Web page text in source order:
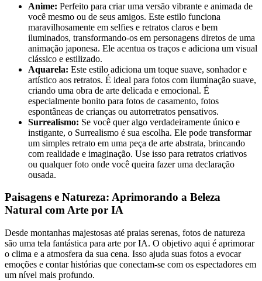
Anime: Perfeito para criar uma versão vibrante e animada de
você mesmo ou de seus amigos. Este estilo funciona
maravilhosamente em selfies e retratos claros e bem
iluminados, transformando-os em personagens diretos de uma
animação japonesa. Ele acentua os traços e adiciona um visual
clássico e estilizado.
Aquarela: Este estilo adiciona um toque suave, sonhador e
artístico aos retratos. É ideal para fotos com iluminação suave,
criando uma obra de arte delicada e emocional. É
especialmente bonito para fotos de casamento, fotos
espontâneas de crianças ou autorretratos pensativos.
Surrealismo: Se você quer algo verdadeiramente único e
instigante, o Surrealismo é sua escolha. Ele pode transformar
um simples retrato em uma peça de arte abstrata, brincando
com realidade e imaginação. Use isso para retratos criativos
ou qualquer foto onde você queira fazer uma declaração
ousada.
Paisagens e Natureza: Aprimorando a Beleza
Natural com Arte por IA
Desde montanhas majestosas até praias serenas, fotos de natureza
são uma tela fantástica para arte por IA. O objetivo aqui é aprimorar
o clima e a atmosfera da sua cena. Isso ajuda suas fotos a evocar
emoções e contar histórias que conectam-se com os espectadores em
um nível mais profundo.